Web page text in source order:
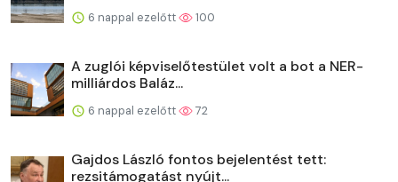
6 nappal ezelőtt 100
A zuglói képviselőtestület volt a bot a NER-
milliárdos Baláz...
6 nappal ezelőtt 72
Gajdos László fontos bejelentést tett:
rezsitámogatást nyújt...